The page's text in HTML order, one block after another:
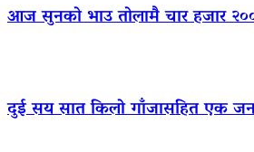
आज सुनको भाउ तोलामै चार हजार
दुई सय सात किलो गाँजासहित एक